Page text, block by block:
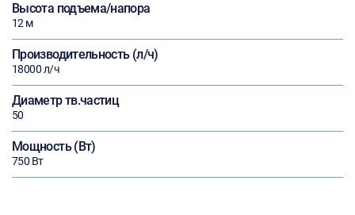
Высота подъема/напора
12 м
Производительность (л/ч)
18000 л/ч
Диаметр тв.частиц
50
Мощность (Вт)
750 Вт